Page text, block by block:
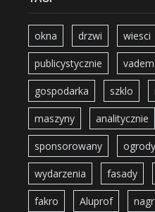
okna drzwi wiesci
publicystycznie
gospodarka szklo
maszyny analitycznie
sponsorowany ogrody
wydarzenia fasady
fakro Aluprof